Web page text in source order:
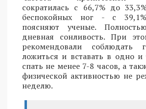
сократилась с 66,7% до
беспокойных ног - с
поясняют ученые.
дневная сонливость. При
рекомендовали соблюдать
ложиться и вставать в одно
спать не менее 7-8 часов, а
физической активностью не
неделю.